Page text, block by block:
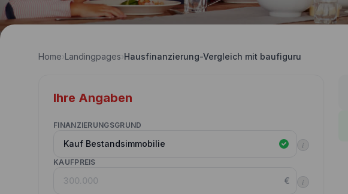
Home›Landingpages›Hausfinanzierung-Vergleich mit baufiguru
Ihre Angaben
FINANZIERUNGSGRUND
i
KAUFPREIS
€ i